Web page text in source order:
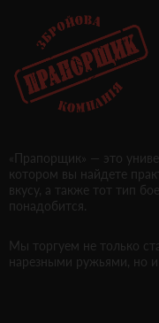
«Прапорщик» — это
котором вы найдете
вкусу, а также тот тип
понадобится.
Мы торгуем не только
нарезными ружьями, но